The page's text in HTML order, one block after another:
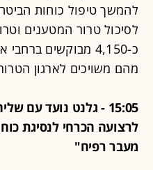
להמשך טיפול כוחות
לסיכול טרור המטענים
מהם משויכים לארגון
15:05 - גלנט נועד
לרצועה הכרחי לנסיגת
מעבר רפיח"